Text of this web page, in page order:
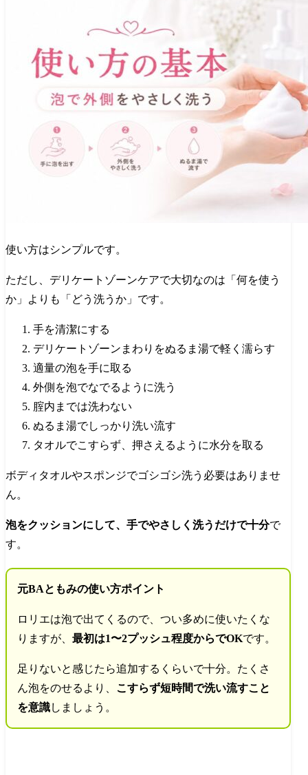
使い方はシンプルです。
ただし、デリケートゾーンケアで大切なのは「何を使う
か」よりも「どう洗うか」です。
手を清潔にする
デリケートゾーンまわりをぬるま湯で軽く濡らす
適量の泡を手に取る
外側を泡でなでるように洗う
腟内までは洗わない
ぬるま湯でしっかり洗い流す
タオルでこすらず、押さえるように水分を取る
ボディタオルやスポンジでゴシゴシ洗う必要はありませ
ん。
泡をクッションにして、手でやさしく洗うだけで十分で
す。
元BAともみの使い方ポイント
ロリエは泡で出てくるので、つい多めに使いたくな
りますが、 最初は1〜2プッシュ程度からでOKです。
足りないと感じたら追加するくらいで十分。たくさ
ん泡をのせるより、 こすらず短時間で洗い流すこと
を意識しましょう。